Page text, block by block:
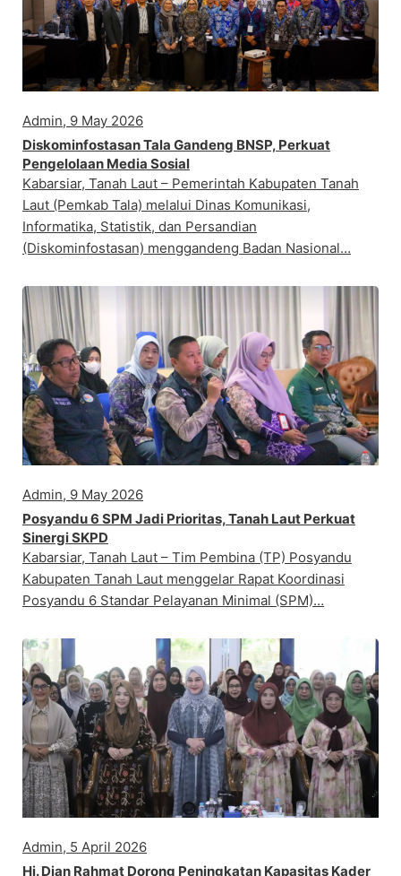
Admin, 9 May 2026
Diskominfostasan Tala Gandeng BNSP, Perkuat
Pengelolaan Media Sosial
Kabarsiar, Tanah Laut – Pemerintah Kabupaten Tanah
Laut (Pemkab Tala) melalui Dinas Komunikasi,
Informatika, Statistik, dan Persandian
(Diskominfostasan) menggandeng Badan Nasional…
Admin, 9 May 2026
Posyandu 6 SPM Jadi Prioritas, Tanah Laut Perkuat
Sinergi SKPD
Kabarsiar, Tanah Laut – Tim Pembina (TP) Posyandu
Kabupaten Tanah Laut menggelar Rapat Koordinasi
Posyandu 6 Standar Pelayanan Minimal (SPM)…
Admin, 5 April 2026
Hj. Dian Rahmat Dorong Peningkatan Kapasitas Kader